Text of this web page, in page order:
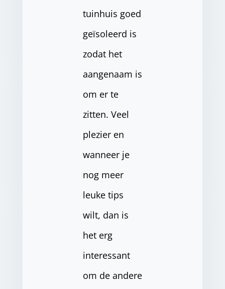
tuinhuis goed
geïsoleerd is
zodat het
aangenaam is
om er te
zitten. Veel
plezier en
wanneer je
nog meer
leuke tips
wilt, dan is
het erg
interessant
om de andere